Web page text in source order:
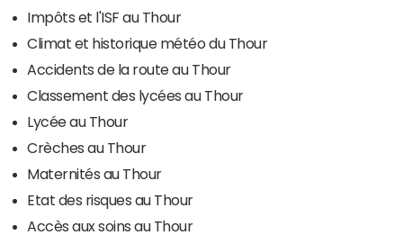
Impôts et l'ISF au Thour
Climat et historique météo du Thour
Accidents de la route au Thour
Classement des lycées au Thour
Lycée au Thour
Crèches au Thour
Maternités au Thour
Etat des risques au Thour
Accès aux soins au Thour